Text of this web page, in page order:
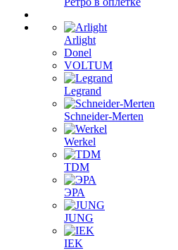
Arlight
Donel
VOLTUM
Legrand
Schneider-Merten
Werkel
TDM
ЭРА
JUNG
IEK